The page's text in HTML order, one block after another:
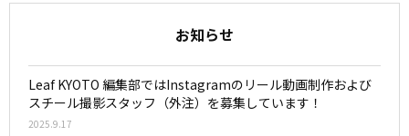
お知らせ
Leaf KYOTO 編集部ではInstagramのリール動画制作および
スチール撮影スタッフ（外注）を募集しています！
2025.9.17